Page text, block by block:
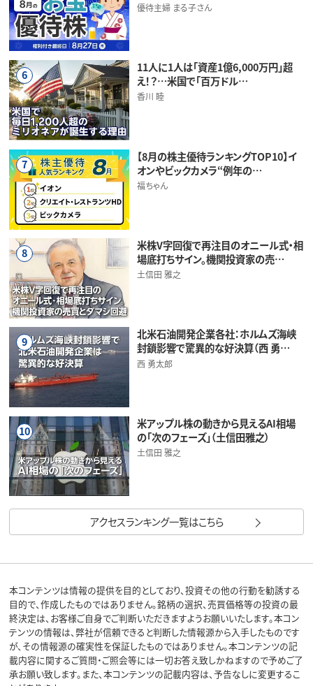
優待主婦 まる子さん
6
11人に1人は「資産1億6,000万円」超
え！？…米国で「百万ドル…
香川 睦
7
【8月の株主優待ランキングTOP10】イ
オンやビックカメラ“例年の…
福ちゃん
8
米株V字回復で再注目のオニール式・相
場底打ちサイン。機関投資家の売…
土信田 雅之
9
北米石油開発企業各社：ホルムズ海峡
封鎖影響で驚異的な好決算（西 勇…
西 勇太郎
10
米アップル株の動きから見えるAI相場
の「次のフェーズ」（土信田雅之）
土信田 雅之
アクセスランキング一覧はこちら
本コンテンツは情報の提供を目的としており、投資その他の行動を勧誘する
目的で、作成したものではありません。銘柄の選択、売買価格等の投資の最
終決定は、お客様ご自身でご判断いただきますようお願いいたします。本コン
テンツの情報は、弊社が信頼できると判断した情報源から入手したものです
が、その情報源の確実性を保証したものではありません。本コンテンツの記
載内容に関するご質問・ご照会等には一切お答え致しかねますので予めご了
承お願い致します。また、本コンテンツの記載内容は、予告なしに変更するこ